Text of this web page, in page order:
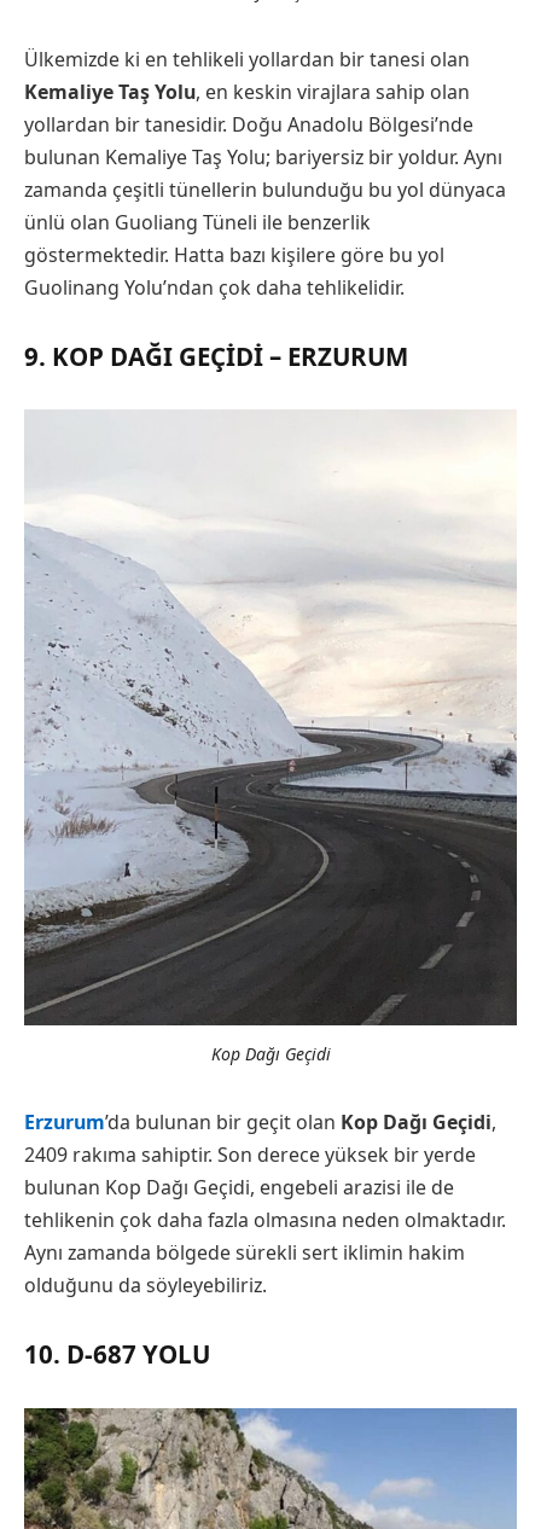
Ülkemizde ki en tehlikeli yollardan bir tanesi olan
Kemaliye Taş Yolu, en keskin virajlara sahip olan
yollardan bir tanesidir. Doğu Anadolu Bölgesi’nde
bulunan Kemaliye Taş Yolu; bariyersiz bir yoldur. Aynı
zamanda çeşitli tünellerin bulunduğu bu yol dünyaca
ünlü olan Guoliang Tüneli ile benzerlik
göstermektedir. Hatta bazı kişilere göre bu yol
Guolinang Yolu’ndan çok daha tehlikelidir.
9. KOP DAĞI GEÇIDI – ERZURUM
Kop Dağı Geçidi
Erzurum’da bulunan bir geçit olan Kop Dağı Geçidi,
2409 rakıma sahiptir. Son derece yüksek bir yerde
bulunan Kop Dağı Geçidi, engebeli arazisi ile de
tehlikenin çok daha fazla olmasına neden olmaktadır.
Aynı zamanda bölgede sürekli sert iklimin hakim
olduğunu da söyleyebiliriz.
10. D-687 YOLU